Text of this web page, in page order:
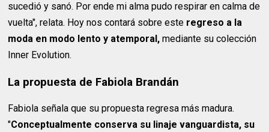
sucedió y sanó. Por ende mi alma pudo respirar en calma de
vuelta", relata. Hoy nos contará sobre este regreso a la
moda en modo lento y atemporal,mediante su colección
Inner Evolution.
La propuesta de Fabiola Brandán
Fabiola señala que su propuesta regresa más madura.
"Conceptualmente conserva su linaje vanguardista, su